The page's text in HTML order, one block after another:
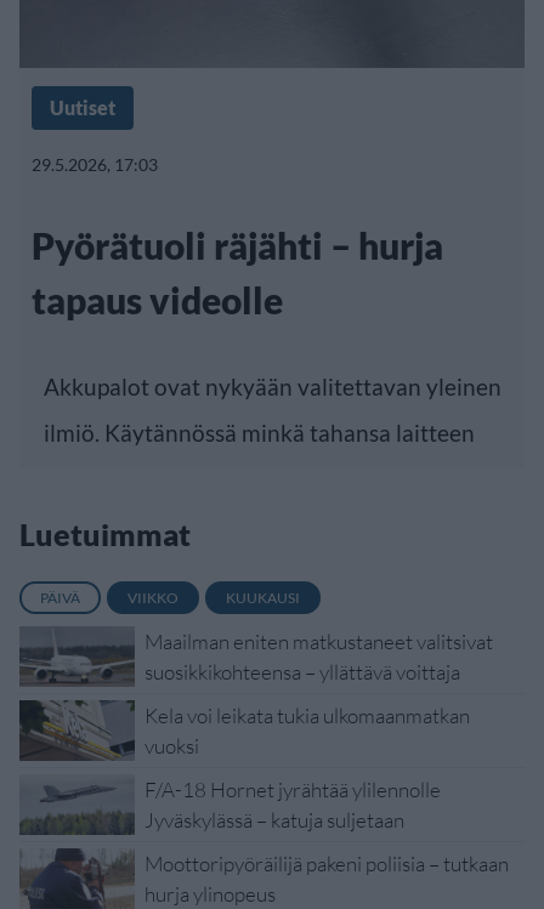
Uutiset
29.5.2026, 17:03
Pyörätuoli räjähti – hurja
tapaus videolle
Akkupalot ovat nykyään valitettavan yleinen
ilmiö. Käytännössä minkä tahansa laitteen
Luetuimmat
PÄIVÄ VIIKKO KUUKAUSI
Maailman eniten matkustaneet valitsivat
suosikkikohteensa – yllättävä voittaja
Kela voi leikata tukia ulkomaanmatkan
vuoksi
F/A-18 Hornet jyrähtää ylilennolle
Jyväskylässä – katuja suljetaan
Moottoripyöräilijä pakeni poliisia – tutkaan
hurja ylinopeus